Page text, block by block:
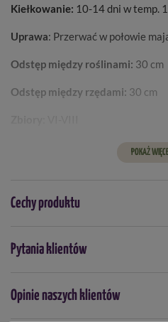
Kiełkowanie: 10-14 dni w temp.
Uprawa: Przerwać w połowie
Odstęp między roślinami: 30 cm
Odstęp między rzędami: 30 cm
POKAŻ
Cechy produktu
Symbol
4000159087682
fioletowy
Pytania klientów
Opinie naszych klientów